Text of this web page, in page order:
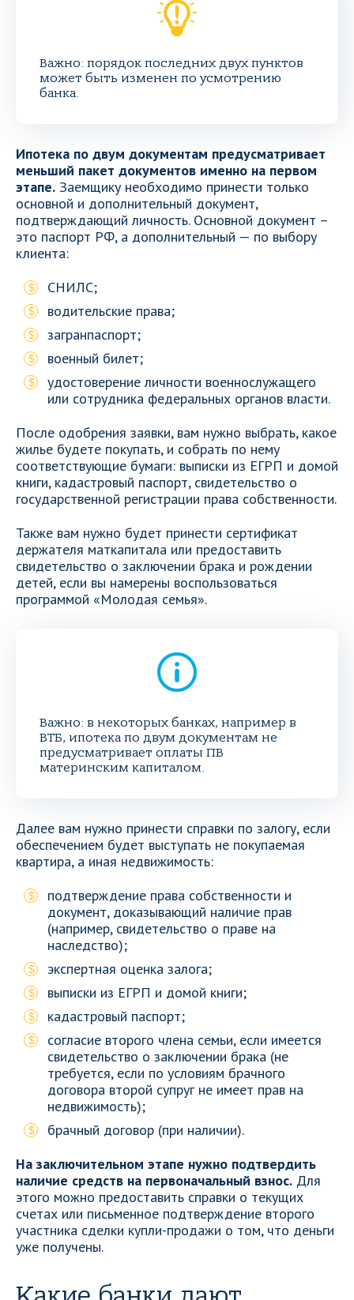
Важно: порядок последних двух пунктов
может быть изменен по усмотрению
банка.
Ипотека по двум документам предусматривает
меньший пакет документов именно на первом
этапе. Заемщику необходимо принести только
основной и дополнительный документ,
подтверждающий личность. Основной документ –
это паспорт РФ, а дополнительный — по выбору
клиента:
СНИЛС;
водительские права;
загранпаспорт;
военный билет;
удостоверение личности военнослужащего
или сотрудника федеральных органов власти.
После одобрения заявки, вам нужно выбрать, какое
жилье будете покупать, и собрать по нему
соответствующие бумаги: выписки из ЕГРП и домой
книги, кадастровый паспорт, свидетельство о
государственной регистрации права собственности.
Также вам нужно будет принести сертификат
держателя маткапитала или предоставить
свидетельство о заключении брака и рождении
детей, если вы намерены воспользоваться
программой «Молодая семья».
Важно: в некоторых банках, например в
ВТБ, ипотека по двум документам не
предусматривает оплаты ПВ
материнским капиталом.
Далее вам нужно принести справки по залогу, если
обеспечением будет выступать не покупаемая
квартира, а иная недвижимость:
подтверждение права собственности и
документ, доказывающий наличие прав
(например, свидетельство о праве на
наследство);
экспертная оценка залога;
выписки из ЕГРП и домой книги;
кадастровый паспорт;
согласие второго члена семьи, если имеется
свидетельство о заключении брака (не
требуется, если по условиям брачного
договора второй супруг не имеет прав на
недвижимость);
брачный договор (при наличии).
На заключительном этапе нужно подтвердить
наличие средств на первоначальный взнос. Для
этого можно предоставить справки о текущих
счетах или письменное подтверждение второго
участника сделки купли-продажи о том, что деньги
уже получены.